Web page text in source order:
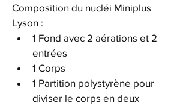
Composition du nucléi Miniplus
Lyson :
1 Fond avec 2 aérations et 2
entrées
1 Corps
1 Partition polystyrène pour
diviser le corps en deux